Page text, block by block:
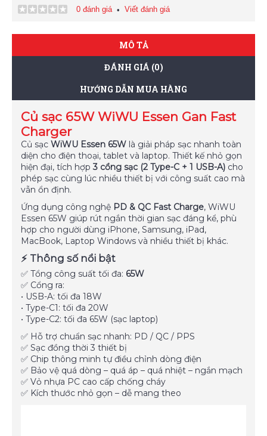
0 đánh giá• Viết đánh giá
MÔ TẢ
ĐÁNH GIÁ (0)
HƯỚNG DẪN MUA HÀNG
Củ sạc 65W WiWU Essen Gan Fast
Charger
Củ sạc WiWU Essen 65W là giải pháp sạc nhanh toàn
diện cho điện thoại, tablet và laptop. Thiết kế nhỏ gọn
hiện đại, tích hợp3 cổng sạc (2 Type-C + 1 USB-A) cho
phép sạc cùng lúc nhiều thiết bị với công suất cao mà
vẫn ổn định.
Ứng dụng công nghệ PD & QC Fast Charge, WiWU
Essen 65W giúp rút ngắn thời gian sạc đáng kể, phù
hợp cho người dùng iPhone, Samsung, iPad,
MacBook, Laptop Windows và nhiều thiết bị khác.
⚡ Thông số nổi bật
✅ Tổng công suất tối đa: 65W
✅ Cổng ra:
• USB-A: tối đa 18W
• Type-C1: tối đa 20W
• Type-C2: tối đa 65W (sạc laptop)
✅ Hỗ trợ chuẩn sạc nhanh: PD / QC / PPS
✅ Sạc đồng thời 3 thiết bị
✅ Chip thông minh tự điều chỉnh dòng điện
✅ Bảo vệ quá dòng – quá áp – quá nhiệt – ngắn mạch
✅ Vỏ nhựa PC cao cấp chống cháy
✅ Kích thước nhỏ gọn – dễ mang theo